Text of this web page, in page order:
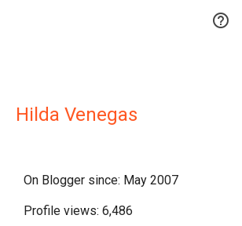

Hilda Venegas
On Blogger since: May 2007
Profile views: 6,486